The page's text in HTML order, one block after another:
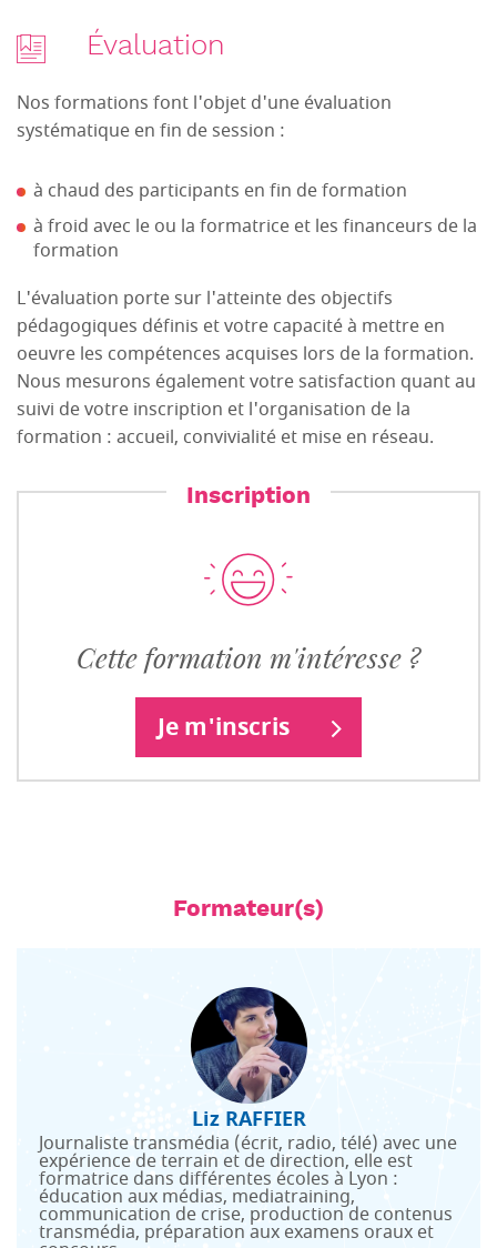
Évaluation
Nos formations font l'objet d'une évaluation
systématique en fin de session :
à chaud des participants en fin de formation
à froid avec le ou la formatrice et les financeurs de la
formation
L'évaluation porte sur l'atteinte des objectifs
pédagogiques définis et votre capacité à mettre en
oeuvre les compétences acquises lors de la formation.
Nous mesurons également votre satisfaction quant au
suivi de votre inscription et l'organisation de la
formation : accueil, convivialité et mise en réseau.
Inscription
Cette formation m'intéresse ?
Je m'inscris
Formateur(s)
Liz RAFFIER
Journaliste transmédia (écrit, radio, télé) avec une
expérience de terrain et de direction, elle est
formatrice dans différentes écoles à Lyon :
éducation aux médias, mediatraining,
communication de crise, production de contenus
transmédia, préparation aux examens oraux et